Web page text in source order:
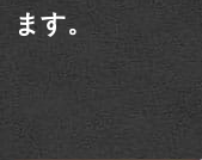
ます。